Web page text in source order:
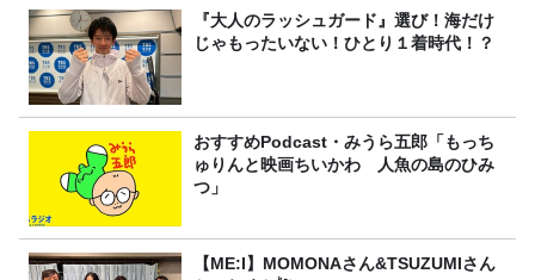
『大人のラッシュガード』選び！海だけ
じゃもったいない！ひとり１着時代！？
おすすめPodcast・みうら五郎「もっち
ゅりんと映画ちいかわ 人魚の島のひみ
つ」
【ME:I】MOMONAさん&TSUZUMIさん